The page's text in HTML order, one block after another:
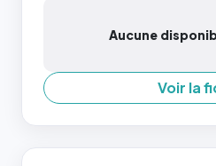
Aucune
Voir la